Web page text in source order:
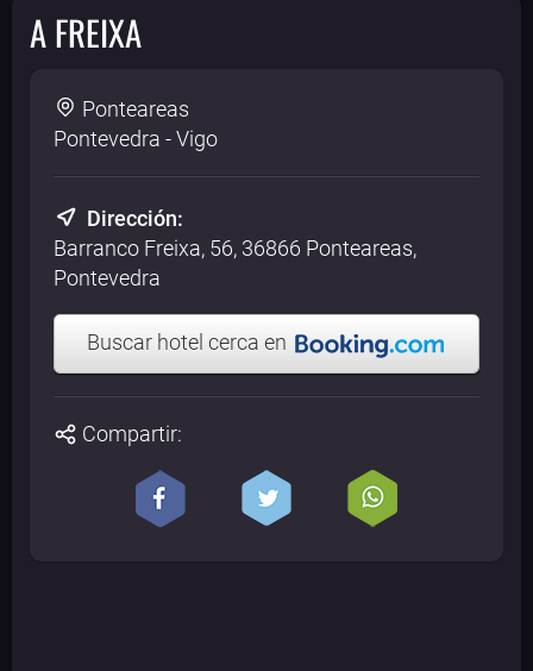
A FREIXA
Ponteareas
Pontevedra - Vigo
Dirección:
Barranco Freixa, 56, 36866 Ponteareas,
Pontevedra
Buscar hotel cerca en
Compartir: